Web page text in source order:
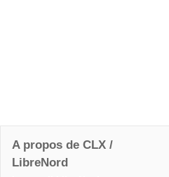
A propos de CLX /
LibreNord